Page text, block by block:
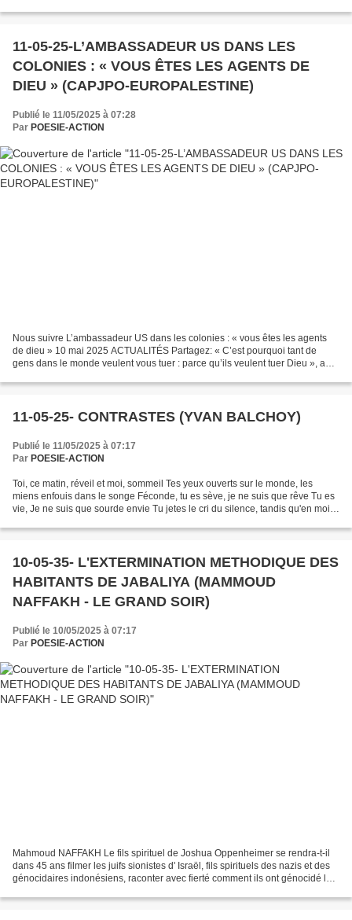
11-05-25-L’AMBASSADEUR US DANS LES
COLONIES : « VOUS ÊTES LES AGENTS DE
DIEU » (CAPJPO-EUROPALESTINE)
Publié le 11/05/2025 à 07:28
Par POESIE-ACTION
Nous suivre L’ambassadeur US dans les colonies : « vous êtes les agents
de dieu » 10 mai 2025 ACTUALITÉS Partagez: « C’est pourquoi tant de
gens dans le monde veulent vous tuer : parce qu’ils veulent tuer Dieu », a
11-05-25- CONTRASTES (YVAN BALCHOY)
Publié le 11/05/2025 à 07:17
Par POESIE-ACTION
Toi, ce matin, réveil et moi, sommeil Tes yeux ouverts sur le monde, les
miens enfouis dans le songe Féconde, tu es sève, je ne suis que rêve Tu es
vie, Je ne suis que sourde envie Tu jetes le cri du silence, tandis qu'en moi
10-05-35- L'EXTERMINATION METHODIQUE DES
HABITANTS DE JABALIYA (MAMMOUD
NAFFAKH - LE GRAND SOIR)
Publié le 10/05/2025 à 07:17
Par POESIE-ACTION
Mahmoud NAFFAKH Le fils spirituel de Joshua Oppenheimer se rendra-t-il
dans 45 ans filmer les juifs sionistes d' Israël, fils spirituels des nazis et des
génocidaires indonésiens, raconter avec fierté comment ils ont génocidé les